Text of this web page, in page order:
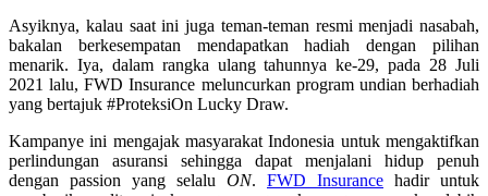
Asyiknya, kalau saat ini juga teman-teman resmi menjadi nasabah,
bakalan berkesempatan mendapatkan hadiah dengan pilihan
menarik. Iya, dalam rangka ulang tahunnya ke-29, pada 28 Juli
2021 lalu, FWD Insurance meluncurkan program undian berhadiah
yang bertajuk #ProteksiOn Lucky Draw.
Kampanye ini mengajak masyarakat Indonesia untuk mengaktifkan
perlindungan asuransi sehingga dapat menjalani hidup penuh
dengan passion yang selalu ON. FWD Insurance hadir untuk